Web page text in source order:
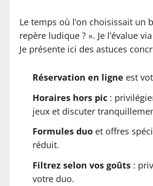
Le temps où l’on choisissait
repère ludique ? ». Je l’évalue
Je présente ici des astuces
Réservation en ligne est
Horaires hors pic :
jeux et discuter
Formules duo et offres
réduit.
Filtrez selon vos goûts :
votre duo.